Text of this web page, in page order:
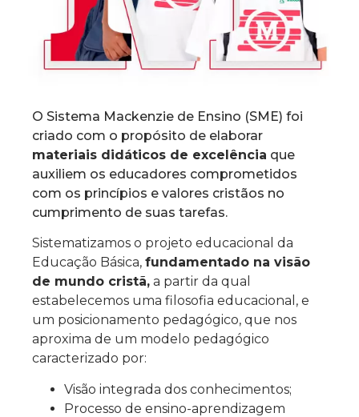
O Sistema Mackenzie de Ensino (SME) foi
criado com o propósito de elaborar
materiais didáticos de excelência que
auxiliem os educadores comprometidos
com os princípios e valores cristãos no
cumprimento de suas tarefas.
Sistematizamos o projeto educacional da
Educação Básica, fundamentado na visão
de mundo cristã, a partir da qual
estabelecemos uma filosofia educacional, e
um posicionamento pedagógico, que nos
aproxima de um modelo pedagógico
caracterizado por:
Visão integrada dos conhecimentos;
Processo de ensino-aprendizagem